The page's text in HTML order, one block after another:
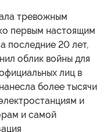
тревожным
первым настоящим
последние 20 лет,
облик войны для
лиц в
более тысячи
и
и самой